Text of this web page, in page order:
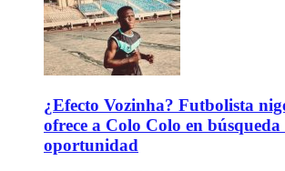
¿Efecto Vozinha? Futbolista
ofrece a Colo Colo en
oportunidad